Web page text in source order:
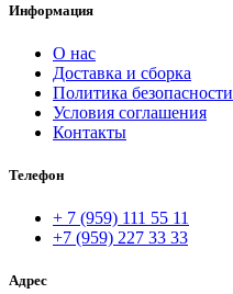
Информация
О нас
Доставка и сборка
Политика безопасности
Условия соглашения
Контакты
Телефон
+ 7 (959) 111 55 11
+7 (959) 227 33 33
Адрес